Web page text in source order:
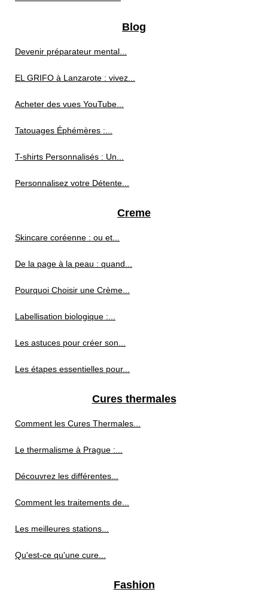
Blog
Devenir préparateur mental...
EL GRIFO à Lanzarote : vivez...
Acheter des vues YouTube...
Tatouages Éphémères :...
T-shirts Personnalisés : Un...
Personnalisez votre Détente...
Creme
Skincare coréenne : ou et...
De la page à la peau : quand...
Pourquoi Choisir une Crème...
Labellisation biologique :...
Les astuces pour créer son...
Les étapes essentielles pour...
Cures thermales
Comment les Cures Thermales...
Le thermalisme à Prague :...
Découvrez les différentes...
Comment les traitements de...
Les meilleures stations...
Qu'est-ce qu'une cure...
Fashion